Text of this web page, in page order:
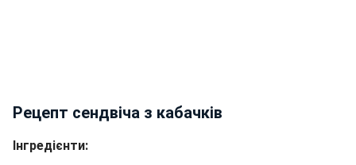
Рецепт сендвіча з кабачків
Інгредієнти: